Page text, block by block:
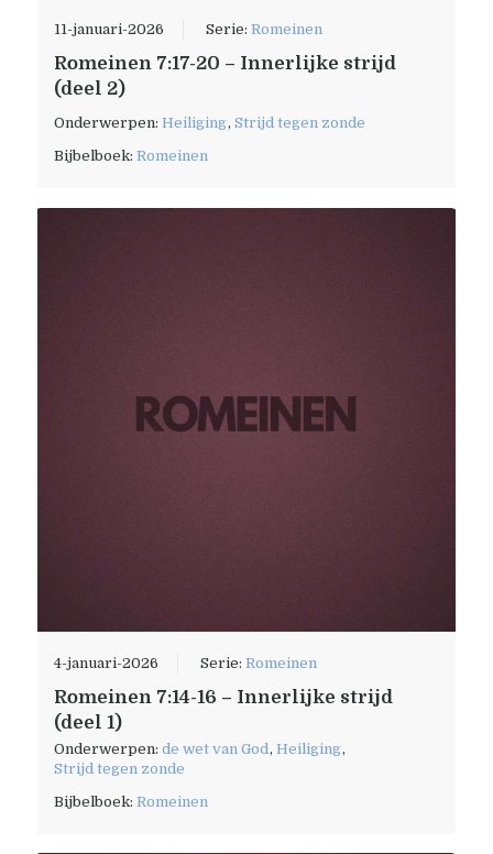
11-januari-2026 Serie:Romeinen
Romeinen 7:17-20 – Innerlijke strijd
(deel 2)
Onderwerpen:Heiliging,Strijd tegen zonde
Bijbelboek:Romeinen
4-januari-2026 Serie:Romeinen
Romeinen 7:14-16 – Innerlijke strijd
(deel 1)
Onderwerpen:de wet van God ,Heiliging,
Strijd tegen zonde
Bijbelboek:Romeinen